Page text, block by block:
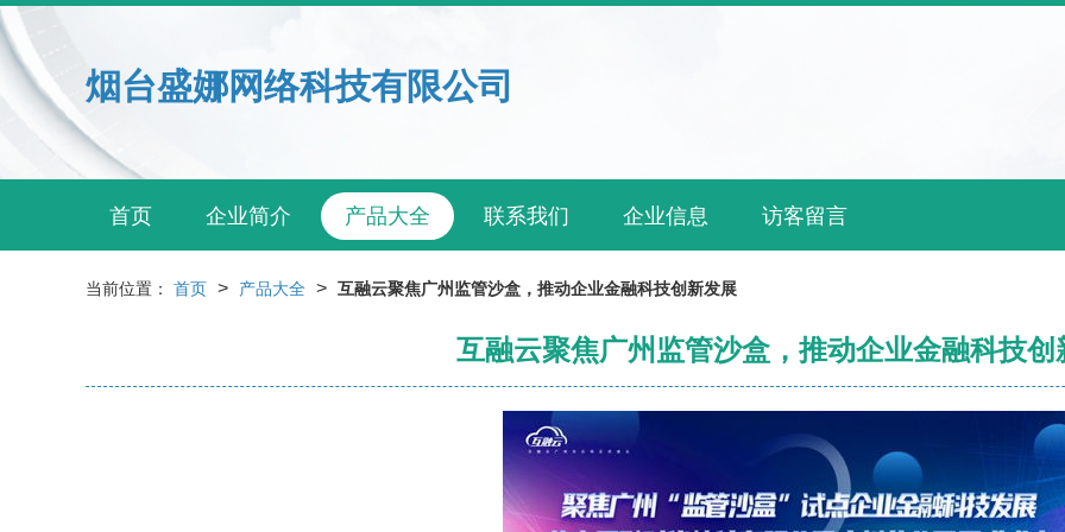
烟台盛娜网络科技有限公司
首页 企业简介 产品大全 联系我们 企业信息 访客留言
当前位置： 首页 > 产品大全 > 互融云聚焦广州监管沙盒，推动企业金融科技创新发展
互融云聚焦广州监管沙盒，推动企业金融科技创